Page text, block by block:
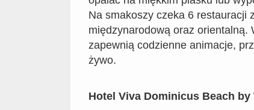
Na smakoszy czeka 6 restauracji
międzynarodową oraz orientalną.
zapewnią codzienne animacje,
żywo.
Hotel Viva Dominicus Beach by